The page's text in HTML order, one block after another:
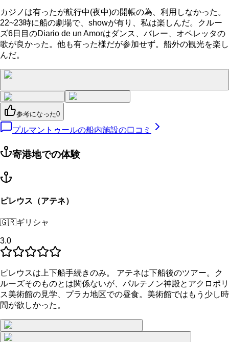
カジノは有ったが航行中(夜中)の開帳の為、利用しなかった。
22~23時に船の劇場で、showが有り、私は楽しんだ。クルー
ズ6日目のDiario de un Amorはダンス、バレー、オペレッタの
歌が良かった。他も有った様だが参加せず。船外の観光を楽し
んだ。
参考になった0
プルマントゥールの船内施設の口コミ
寄港地での体験
ピレウス（アテネ）
🇬🇷ギリシャ
3.0
ピレウスは上下船手続きのみ。 アテネは下船後のツアー。ク
ルーズそのものとは関係ないが、パルテノン神殿とアクロポリ
ス美術館の見学、プラカ地区での昼食。美術館ではもう少し時
間が欲しかった。